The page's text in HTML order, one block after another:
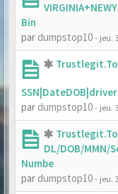
Bin
par dumpstop10- jeu.
par dumpstop10- jeu.
DL/DOB/MMN/
Numbe
par dumpstop10- jeu.